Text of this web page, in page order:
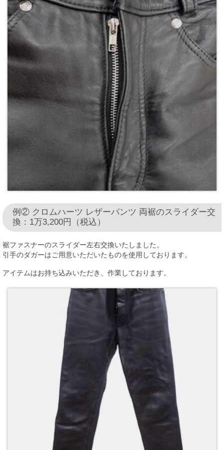
例② クロムハーツ レザーパンツ 両裾のスライダー交
換：1万3,200円（税込）
裾ファスナーのスライダー左右交換いたしました。
引手のダガーはご用意いただいたものを使用しております。
アイテムはお持ち込みいただき、作業しております。